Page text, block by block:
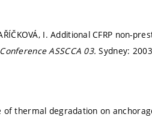
I. Additional CFRP
ASSCCA 03.Sydney:
of thermal degradation on